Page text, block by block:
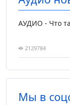
АУДИО - Что
2129784
Мы в